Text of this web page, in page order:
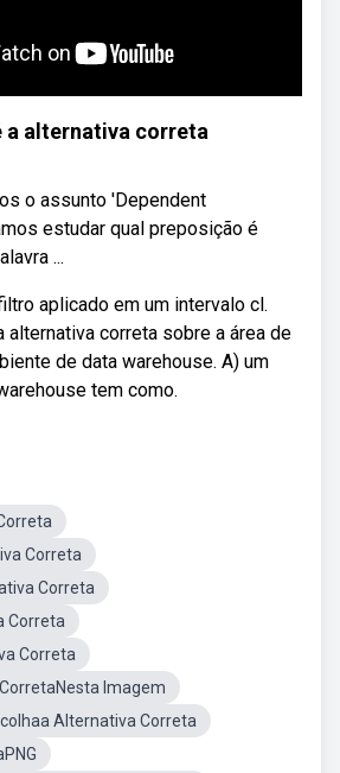
a alternativa correta
o assunto 'Dependent
estudar qual preposição é
...
aplicado em um intervalo cl.
correta sobre a área de
de data warehouse. A) um
tem como.
Correta
Correta
Correta
Correta
Imagem
Alternativa Correta